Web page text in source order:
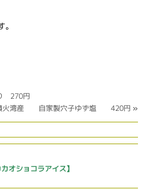
270円
湾産 自家製穴子ゆず塩 420円 »
オショコラアイス】